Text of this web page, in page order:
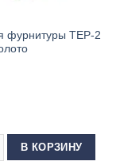
фурнитуры ТЕР-2
товара Пресс для
В КОРЗИНУ